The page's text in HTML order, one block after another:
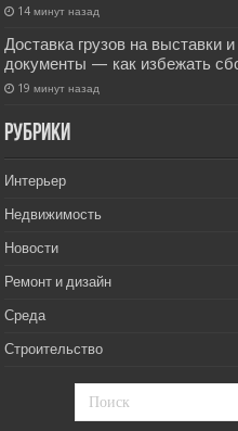
14 минут назад
Доставка грузов на выставки
документы — как избежать
19 минут назад
РУбрики
Интерьер
Недвижимость
Новости
Ремонт и дизайн
Среда
Строительство